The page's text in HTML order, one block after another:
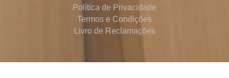
Política de Privacidade
Termos e Condições
Livro de Reclamações